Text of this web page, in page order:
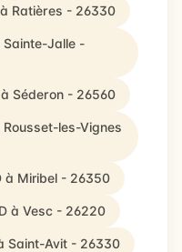
Ratières - 26330
Sainte-Jalle -
Séderon - 26560
les-Vignes
à Miribel - 26350
à Vesc - 26220
Saint-Avit - 26330